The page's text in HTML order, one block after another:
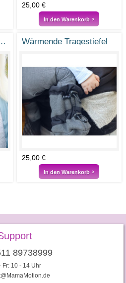
25,00 €
In den Warenkorb
Wärmende Tragestiefel
25,00 €
In den Warenkorb
Support
89738999
Fr: 10 - 14 Uhr